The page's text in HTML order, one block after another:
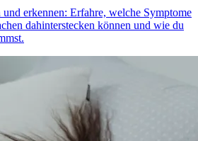
erkennen: Erfahre, welche Symptome
dahinterstecken können und wie du